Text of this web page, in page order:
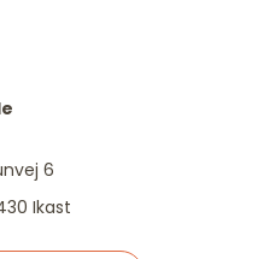
6
Ikast